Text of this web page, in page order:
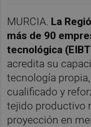
MURCIA. La
más de 90
tecnológica
acredita su
tecnología
cualificado y
tejido productivo
proyección en